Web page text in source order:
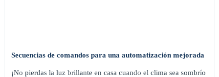
Secuencias de comandos para una automatización mejorada
¡No pierdas la luz brillante en casa cuando el clima sea sombrío